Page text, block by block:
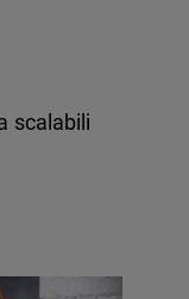
scalabili